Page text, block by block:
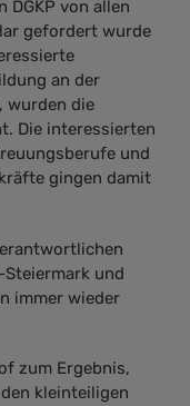
DGKP von allen
gefordert wurde
an der
wurden die
Die interessierten
und
gingen damit
Steiermark und
immer wieder
zum Ergebnis,
kleinteiligen